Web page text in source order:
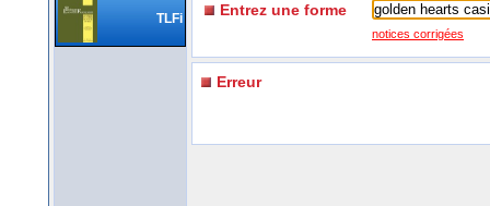
TLFi Entrez une forme
notices corrigées
Erreur